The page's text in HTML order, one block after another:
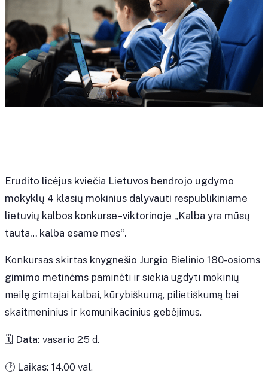
Erudito licėjus kviečia Lietuvos bendrojo ugdymo
mokyklų 4 klasių mokinius dalyvauti respublikiniame
lietuvių kalbos konkurse–viktorinoje „Kalba yra mūsų
tauta… kalba esame mes“.
Konkursas skirtas knygnešio Jurgio Bielinio 180-osioms
gimimo metinėms paminėti ir siekia ugdyti mokinių
meilę gimtajai kalbai, kūrybiškumą, pilietiškumą bei
skaitmeninius ir komunikacinius gebėjimus.
🗓 Data: vasario 25 d.
🕑 Laikas: 14.00 val.